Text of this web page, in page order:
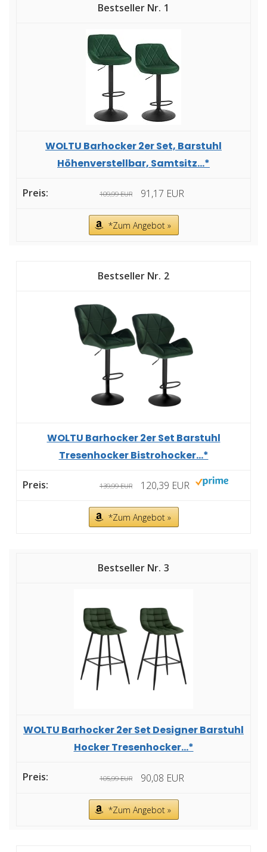
1
WOLTU Barhocker 2er Set, Barstuhl
Höhenverstellbar, Samtsitz...*
109,99 EUR 91,17 EUR
*Zum Angebot »
2
WOLTU Barhocker 2er Set Barstuhl
Tresenhocker Bistrohocker...*
139,99 EUR 120,39 EUR
*Zum Angebot »
3
WOLTU Barhocker 2er Set Designer Barstuhl
Hocker Tresenhocker...*
105,99 EUR 90,08 EUR
*Zum Angebot »